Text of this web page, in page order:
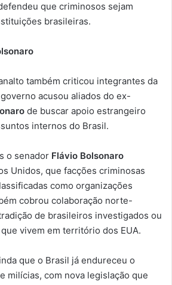
que criminosos sejam
brasileiras.
também criticou integrantes da
acusou aliados do ex-
de buscar apoio estrangeiro
internos do Brasil.
o senador Flávio Bolsonaro
Unidos, que facções criminosas
como organizações
cobrou colaboração norte-
de brasileiros investigados ou
vivem em território dos EUA.
que o Brasil já endureceu o
milícias, com nova legislação que